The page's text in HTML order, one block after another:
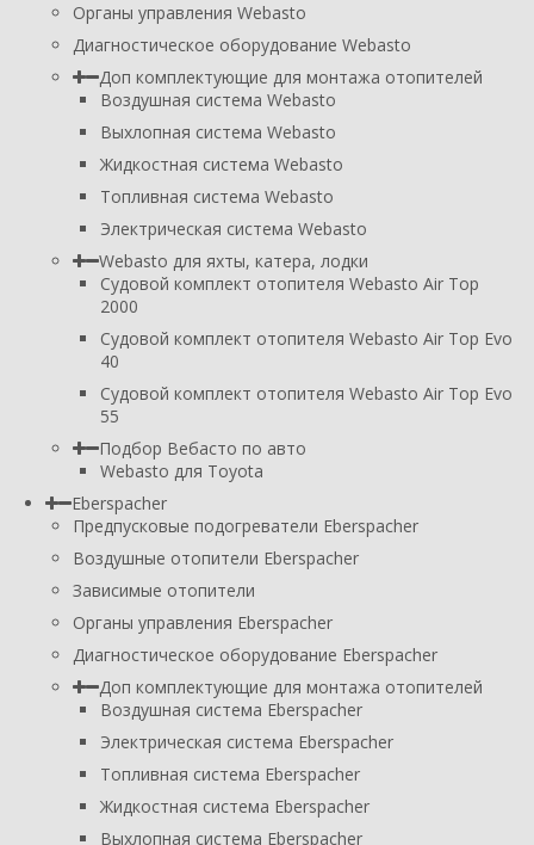
Органы управления Webasto
Диагностическое оборудование Webasto
Доп комплектующие для монтажа отопителей
Воздушная система Webasto
Выхлопная система Webasto
Жидкостная система Webasto
Топливная система Webasto
Электрическая система Webasto
Webasto для яхты, катера, лодки
Судовой комплект отопителя Webasto Air Top
2000
Судовой комплект отопителя Webasto Air Top Evo
40
Судовой комплект отопителя Webasto Air Top Evo
55
Подбор Вебасто по авто
Webasto для Toyota
Eberspacher
Предпусковые подогреватели Eberspacher
Воздушные отопители Eberspacher
Зависимые отопители
Органы управления Eberspacher
Диагностическое оборудование Eberspacher
Доп комплектующие для монтажа отопителей
Воздушная система Eberspacher
Электрическая система Eberspacher
Топливная система Eberspacher
Жидкостная система Eberspacher
Выхлопная система Eberspacher